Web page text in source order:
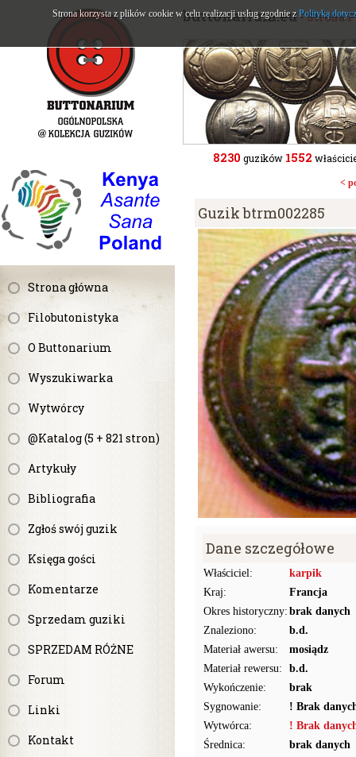
Strona główna
Filobutonistyka
O Buttonarium
Wyszukiwarka
Wytwórcy
@Katalog (5 + 821 stron)
Artykuły
Bibliografia
Zgłoś swój guzik
Księga gości
Komentarze
Sprzedam guziki
SPRZEDAM RÓŻNE
Forum
Linki
Kontakt
buttonarium.eu- Strona
8230 guzików 1552
<
Guzik btrm002285
Dane szczegółowe
Właściciel:
karpik
Kraj:
Francja
Okres historyczny: brak danych
Znaleziono:
b.d.
Materiał awersu:
mosiądz
Materiał rewersu:
b.d.
Wykończenie:
brak
Sygnowanie:
! Brak
Wytwórca:
! Brak
Średnica:
brak danych
Strona korzysta z plików cookie w celu realizacji usług zgodnie z Polityką